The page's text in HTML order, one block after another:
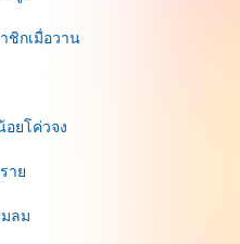
ชิกเมื่อวาน
ยโค่วจง
รา
ลม